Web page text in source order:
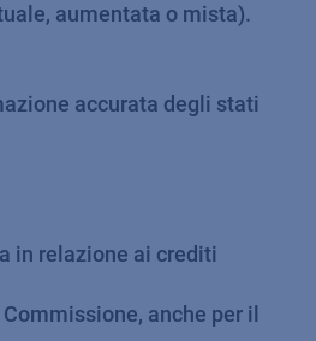
aumentata o mista).
accurata degli stati
in relazione ai crediti
anche per il